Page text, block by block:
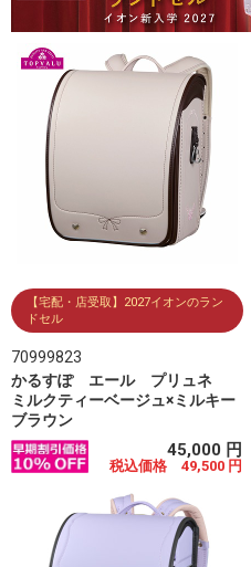
【宅配・店受取】2027イオンのラン
ドセル
70999823
かるすぽ エール プリュネ
ミルクティーベージュ×ミルキー
ブラウン
45,000 円
税込価格 49,500 円